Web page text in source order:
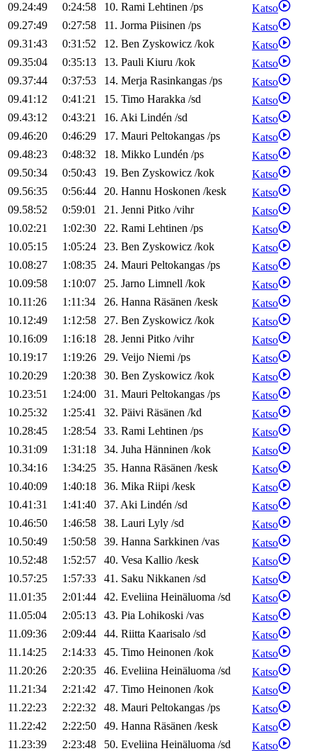
09.24:49
0:24:58 10. Rami Lehtinen /ps
Katso
09.27:49
0:27:58 11. Jorma Piisinen /ps
Katso
09.31:43
0:31:52 12. Ben Zyskowicz /kok
Katso
09.35:04
0:35:13 13. Pauli Kiuru /kok
Katso
09.37:44
0:37:53 14. Merja Rasinkangas /ps
Katso
09.41:12
0:41:21 15. Timo Harakka /sd
Katso
09.43:12
0:43:21 16. Aki Lindén /sd
Katso
09.46:20
0:46:29 17. Mauri Peltokangas /ps
Katso
09.48:23
0:48:32 18. Mikko Lundén /ps
Katso
09.50:34
0:50:43 19. Ben Zyskowicz /kok
Katso
09.56:35
0:56:44 20. Hannu Hoskonen /kesk
Katso
09.58:52
0:59:01 21. Jenni Pitko /vihr
Katso
10.02:21
1:02:30 22. Rami Lehtinen /ps
Katso
10.05:15
1:05:24 23. Ben Zyskowicz /kok
Katso
10.08:27
1:08:35 24. Mauri Peltokangas /ps
Katso
10.09:58
1:10:07 25. Jarno Limnell /kok
Katso
10.11:26
1:11:34 26. Hanna Räsänen /kesk
Katso
10.12:49
1:12:58 27. Ben Zyskowicz /kok
Katso
10.16:09
1:16:18 28. Jenni Pitko /vihr
Katso
10.19:17
1:19:26 29. Veijo Niemi /ps
Katso
10.20:29
1:20:38 30. Ben Zyskowicz /kok
Katso
10.23:51
1:24:00 31. Mauri Peltokangas /ps
Katso
10.25:32
1:25:41 32. Päivi Räsänen /kd
Katso
10.28:45
1:28:54 33. Rami Lehtinen /ps
Katso
10.31:09
1:31:18 34. Juha Hänninen /kok
Katso
10.34:16
1:34:25 35. Hanna Räsänen /kesk
Katso
10.40:09
1:40:18 36. Mika Riipi /kesk
Katso
10.41:31
1:41:40 37. Aki Lindén /sd
Katso
10.46:50
1:46:58 38. Lauri Lyly /sd
Katso
10.50:49
1:50:58 39. Hanna Sarkkinen /vas
Katso
10.52:48
1:52:57 40. Vesa Kallio /kesk
Katso
10.57:25
1:57:33 41. Saku Nikkanen /sd
Katso
11.01:35
2:01:44 42. Eveliina Heinäluoma /sd
Katso
11.05:04
2:05:13 43. Pia Lohikoski /vas
Katso
11.09:36
2:09:44 44. Riitta Kaarisalo /sd
Katso
11.14:25
2:14:33 45. Timo Heinonen /kok
Katso
11.20:26
2:20:35 46. Eveliina Heinäluoma /sd
Katso
11.21:34
2:21:42 47. Timo Heinonen /kok
Katso
11.22:23
2:22:32 48. Mauri Peltokangas /ps
Katso
11.22:42
2:22:50 49. Hanna Räsänen /kesk
Katso
11.23:39
2:23:48 50. Eveliina Heinäluoma /sd
Katso